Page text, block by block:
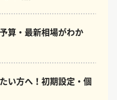
算・最新相場がわか
い方へ！初期設定・個